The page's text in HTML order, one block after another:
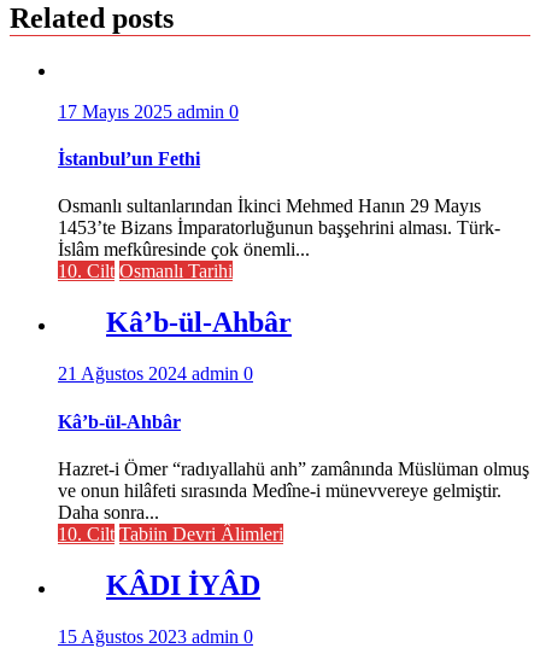
Related posts
17 Mayıs 2025 admin 0
İstanbul’un Fethi
Osmanlı sultanlarından İkinci Mehmed Hanın 29 Mayıs
1453’te Bizans İmparatorluğunun başşehrini alması. Türk-
İslâm mefkûresinde çok önemli...
10. Cilt Osmanlı Tarihi
Kâ’b-ül-Ahbâr
21 Ağustos 2024 admin 0
Kâ’b-ül-Ahbâr
Hazret-i Ömer “radıyallahü anh” zamânında Müslüman olmuş
ve onun hilâfeti sırasında Medîne-i münevvereye gelmiştir.
Daha sonra...
10. Cilt Tabiin Devri Âlimleri
KÂDI İYÂD
15 Ağustos 2023 admin 0